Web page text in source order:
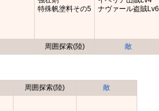
周囲探索(陸) 敵
特殊帆塗料その5
ナヴァール盗賊Lv6
周囲探索(陸) 敵